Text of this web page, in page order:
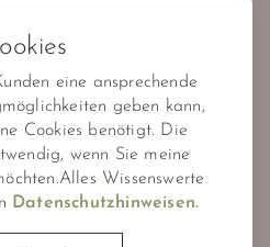
eine ansprechende
geben kann,
Cookies benötigt. Die
wenn Sie meine
Wissenswerte
Datenschutzhinweisen.